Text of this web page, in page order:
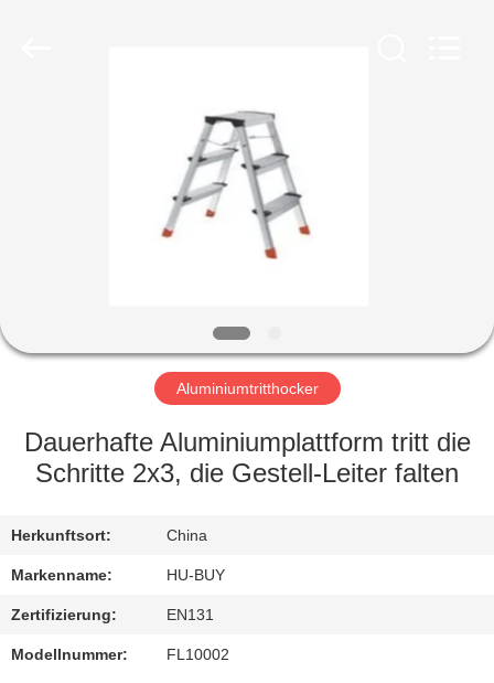
PRODUKTE
FABRIK-
QUALITÄTSKONTROLLE
TRETEN
SIE
MIT
UNS
Aluminiumtritthocker
Dauerhafte Aluminiumplattform tritt die
Schritte 2x3, die Gestell-Leiter falten
Herkunftsort: China
Markenname: HU-BUY
Zertifizierung: EN131
Modellnummer: FL10002